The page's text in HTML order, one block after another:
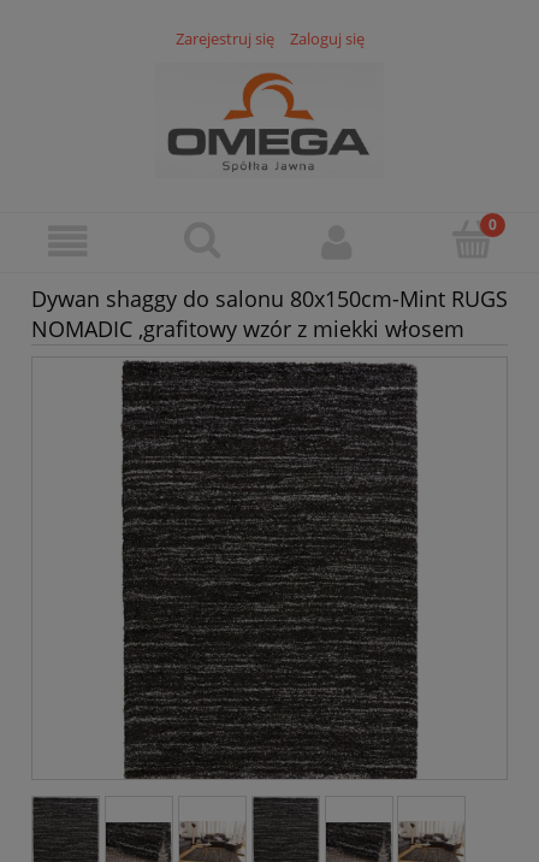
Zarejestruj się Zaloguj się
Dywan shaggy do salonu 80x150cm-Mint RUGS
NOMADIC ,grafitowy wzór z miekki włosem